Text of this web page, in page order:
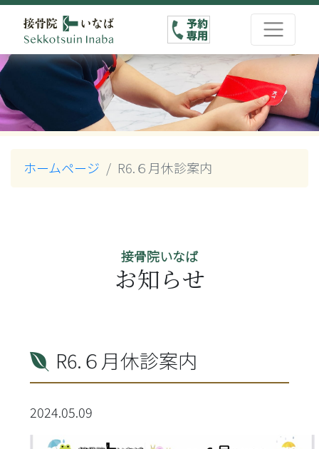
ホームページ R6.６月休診案内
接骨院いなば
お知らせ
R6.６月休診案内
2024.05.09